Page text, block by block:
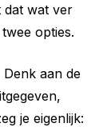
dat wat ver
opties.
aan de
je eigenlijk: